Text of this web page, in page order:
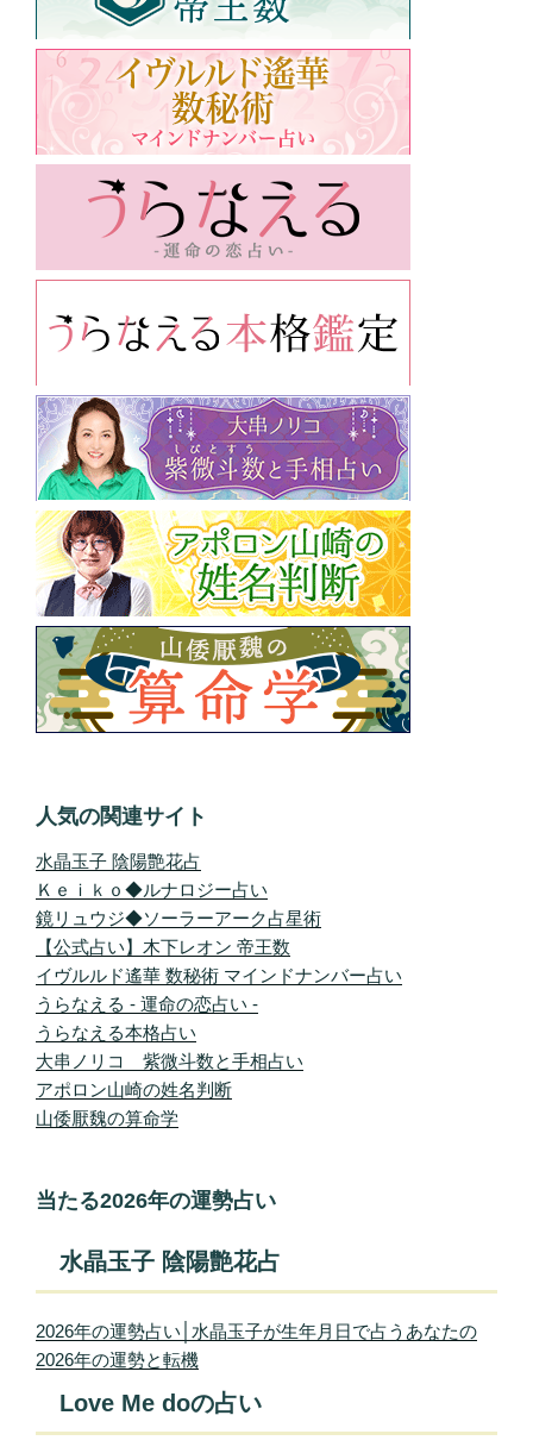
人気の関連サイト
水晶玉子 陰陽艶花占
Ｋｅｉｋｏ◆ルナロジー占い
鏡リュウジ◆ソーラーアーク占星術
【公式占い】木下レオン 帝王数
イヴルルド遙華 数秘術 マインドナンバー占い
うらなえる - 運命の恋占い -
うらなえる本格占い
大串ノリコ 紫微斗数と手相占い
アポロン山崎の姓名判断
山倭厭魏の算命学
当たる2026年の運勢占い
水晶玉子 陰陽艶花占
2026年の運勢占い│水晶玉子が生年月日で占うあなたの
2026年の運勢と転機
Love Me doの占い